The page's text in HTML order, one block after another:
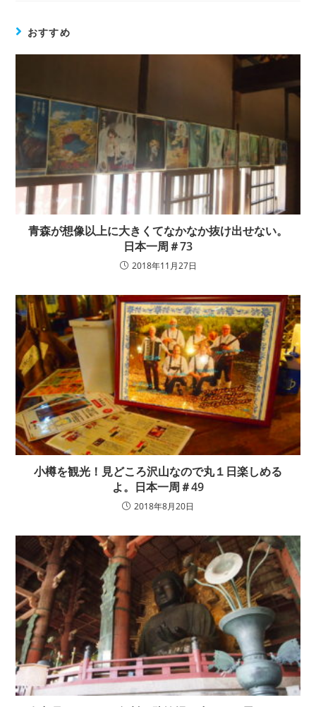
おすすめ
青森が想像以上に大きくてなかなか抜け出せない。
日本一周＃73
2018年11月27日
小樽を観光！見どころ沢山なので丸１日楽しめる
よ。日本一周＃49
2018年8月20日